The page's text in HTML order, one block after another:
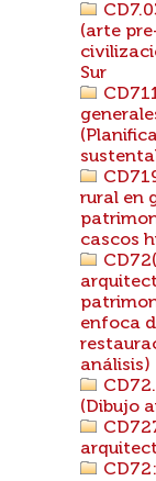
(arte
Sur
rural en
cascos
enfoca
análisis)
(Dibujo